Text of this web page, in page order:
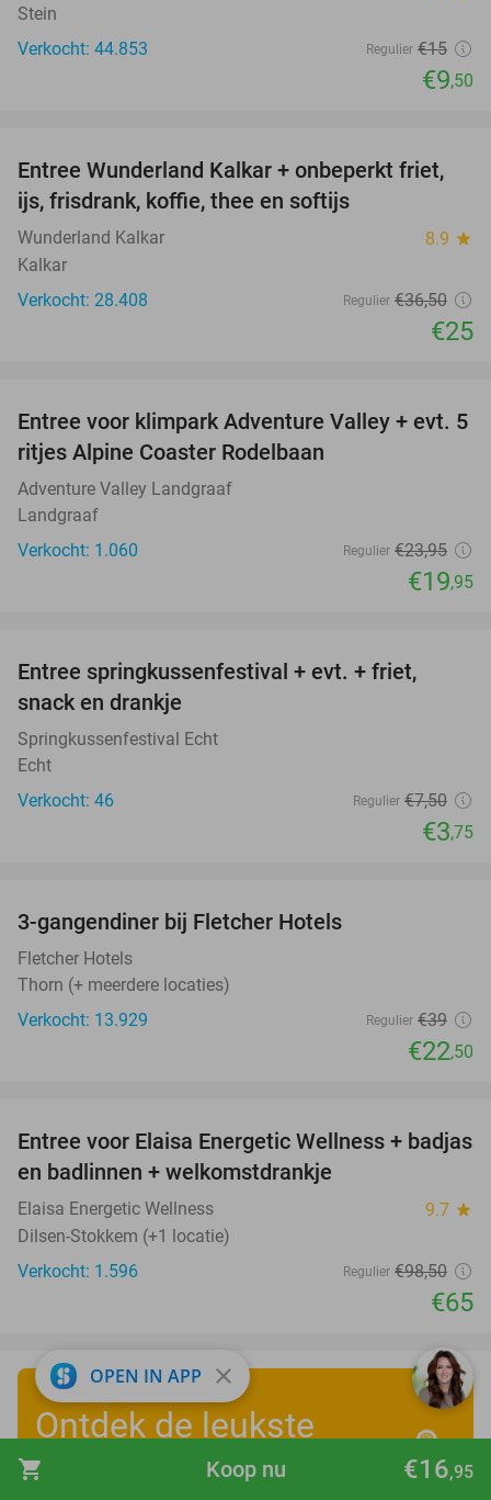
shopping_cart €16,95
Koop nu
Stein
Verkocht: 44.853
Regulier €15
€9,50
32%
Entree Wunderland Kalkar + onbeperkt friet,
ijs, frisdrank, koffie, thee en softijs
Wunderland Kalkar 8.9 star
Kalkar
Verkocht: 28.408
Regulier €36,50
€25
17%
Entree voor klimpark Adventure Valley + evt. 5
ritjes Alpine Coaster Rodelbaan
Adventure Valley Landgraaf
Landgraaf
Verkocht: 1.060
Regulier €23,95
€19,95
Entree springkussenfestival + evt. + friet,
snack en drankje
Springkussenfestival Echt
Echt
Verkocht: 46
Regulier €7,50
€3,75
3-gangendiner bij Fletcher Hotels
Fletcher Hotels
Thorn (+ meerdere locaties)
Verkocht: 13.929
Regulier €39
€22,50
34%
Entree voor Elaisa Energetic Wellness + badjas
en badlinnen + welkomstdrankje
Elaisa Energetic Wellness 9.7 star
Dilsen-Stokkem (+1 locatie)
Verkocht: 1.596
Regulier €98,50
€65
Ontdek de leukste
zomervakantiedeals
OPEN IN APP close